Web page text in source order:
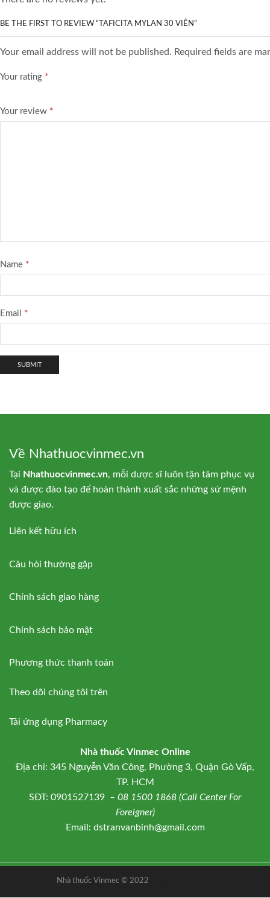
BE THE FIRST TO REVIEW “TAFICITA MYLAN 30 VIÊN”
Your email address will not be published. Required fields are
Your rating *
Your review *
Name *
Email *
Về Nhathuocvinmec.vn
Tại Nhathuocvinmec.vn, mỗi dược sĩ luôn tận tâm phục vụ
và được đào tạo để hoàn thành xuất sắc những sứ mệnh
được giao.
Liên kết hữu ích
Câu hỏi thường gặp
Chính sách giao hàng
Chính sách bảo mật
Phương thức thanh toán
Theo dõi chúng tôi trên
Tải ứng dụng Pharmacy
Nhà thuốc Vinmec Online
Địa chỉ: 345 Nguyễn Văn Công, Phường 3, Quận Gò Vấp,
TP. HCM
SĐT: 0901527139 – 08 1500 1868 (Call Center For
Foreigner)
Email: dstranvanbinh@gmail.com
Nhà thuốc Vinmec © 2022